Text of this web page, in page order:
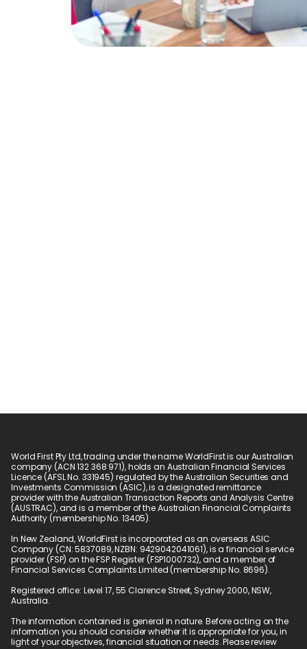
World First Pty Ltd, trading under the name WorldFirst is our Australian
company (ACN 132 368 971), holds an Australian Financial Services
Licence (AFSL No. 331945) regulated by the Australian Securities and
Investments Commission (ASIC), is a designated remittance
provider with the Australian Transaction Reports and Analysis Centre
(AUSTRAC), and is a member of the Australian Financial Complaints
Authority (membership No. 13405).
In New Zealand, WorldFirst is incorporated as an overseas ASIC
Company (CN: 5837089, NZBN: 9429042041061), is a financial service
provider (FSP) on the FSP Register (FSP1000732), and a member of
Financial Services Complaints Limited (membership No. 8696).
Registered office: Level 17, 55 Clarence Street, Sydney 2000, NSW,
Australia.
The information contained is general in nature. Before acting on the
information you should consider whether it is appropriate for you, in
light of your objectives, financial situation or needs. Please review